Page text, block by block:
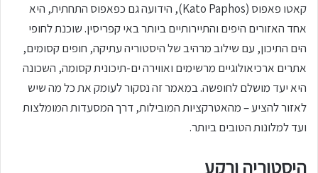
קאטו פאפוס (Kato Paphos), הידועה גם כפאפוס התחתית, היא
אחד האזורים היפים והתיירותיים ביותר באי קפריסין. שוכנת לחופי
הים התיכון, עם שילוב מרהיב של היסטוריה עתיקה, חופים קסומים,
אתרים ארכיאולוגיים מרשימים ואווירה ים-תיכונית קסומה, השכונה
היא יעד מושלם לחופשה. במאמר זה נסקור לעומק את כל מה שיש
לאזור להציע – מהאטרקציות המובילות, דרך המסעדות המומלצות
ועד למלונות הטובים ביותר.
היסטוריה ורקע